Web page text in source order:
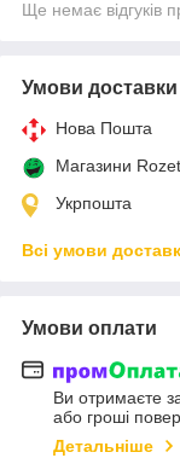
Ще немає відгуків
Умови доставки
Нова Пошта
Магазини
Укрпошта
Всі умови
Умови оплати
Ви отримаєте
або гроші
Детальніше